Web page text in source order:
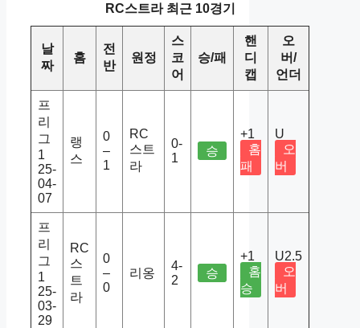
RC스트라 최근 10경기
날
짜
홈
전
반
원정
스
코
어
승/패
핸
디
캡
오
버/
언더
프
리
그
1
25-
04-
07
랭
스
0
–
1
RC
스트
라
0-
1
승
+1
홈
패
U
오
버
프
리
그
1
25-
03-
29
RC
스
트
라
0
–
0
리옹
4-
2
승
+1
홈
승
U2.5
오
버